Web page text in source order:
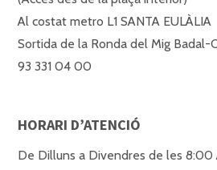
Al costat metro L1 SANTA EULÀLIA
Sortida de la Ronda del Mig Badal-
93 331 04 00
HORARI D’ATENCIÓ
De Dilluns a Divendres de les